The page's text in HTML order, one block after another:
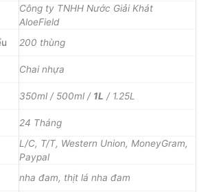
Công ty TNHH Nước Giải Khát
AloeField
200 thùng
Chai nhựa
350ml / 500ml / 1L / 1.25L
24 Tháng
L/C, T/T, Western Union, MoneyGram,
Paypal
nha đam, thịt lá nha đam